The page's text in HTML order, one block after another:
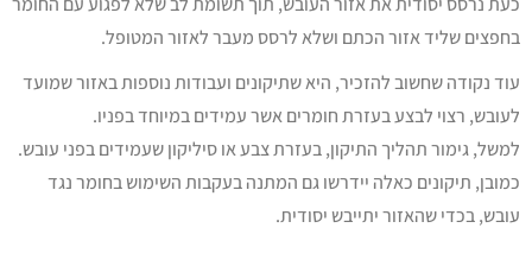
בחפצים שליד אזור הכתם ושלא לרסס מעבר לאזור המטופל.
עוד נקודה שחשוב להזכיר, היא שתיקונים ועבודות נוספות באזור שמועד
לעובש, רצוי לבצע בעזרת חומרים אשר עמידים במיוחד בפניו.
למשל, גימור תהליך התיקון, בעזרת צבע או סיליקון שעמידים בפני עובש.
כמובן, תיקונים כאלה יידרשו גם המתנה בעקבות השימוש בחומר נגד
עובש, בכדי שהאזור יתייבש יסודית.